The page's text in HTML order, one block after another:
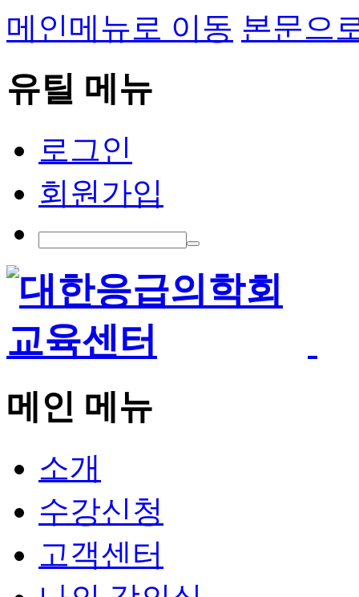
메인메뉴로 이동 본문으
유틸 메뉴
로그인
회원가입
메인 메뉴
소개
수강신청
고객센터